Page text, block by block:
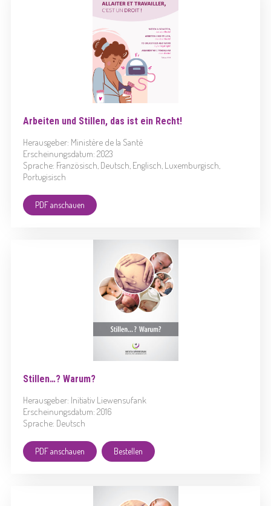
Arbeiten und Stillen, das ist ein Recht!
Herausgeber: Ministère de la Santé
Erscheinungsdatum: 2023
Sprache: Französisch, Deutsch, Englisch, Luxemburgisch,
Portugisisch
PDF anschauen
Stillen…? Warum?
Herausgeber: Initiativ Liewensufank
Erscheinungsdatum: 2016
Sprache: Deutsch
PDF anschauen Bestellen